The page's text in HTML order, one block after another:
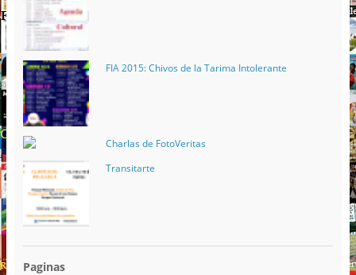
FIA 2015: Chivos de la Tarima Intolerante
Charlas de FotoVeritas
Transitarte
Paginas